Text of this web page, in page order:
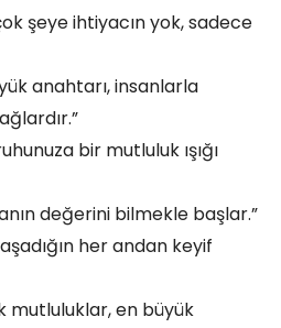
şeye ihtiyacın yok, sadece
anahtarı, insanlarla
bir mutluluk ışığı
değerini bilmekle başlar.”
her andan keyif
mutluluklar, en büyük